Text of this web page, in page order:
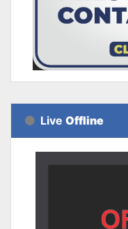
Live Offline